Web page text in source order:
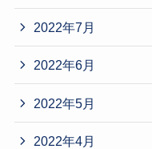
2022年7月
2022年6月
2022年5月
2022年4月